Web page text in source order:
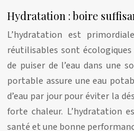
Hydratation : boire
L’hydratation est
réutilisables sont
de puiser de l’eau dans une
portable assure une eau
d’eau par jour pour éviter la
forte chaleur. L’hydratation
santé et une bonne